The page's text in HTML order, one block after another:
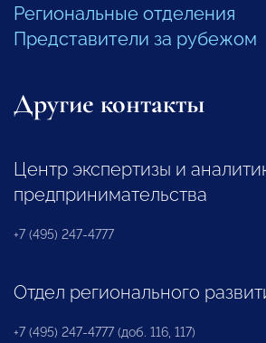
Региональные отделения
Представители за рубежом
Другие контакты
Центр экспертизы и
предпринимательства
+7 (495) 247-4777
Отдел регионального
+7 (495) 247-4777 (доб. 116, 117)